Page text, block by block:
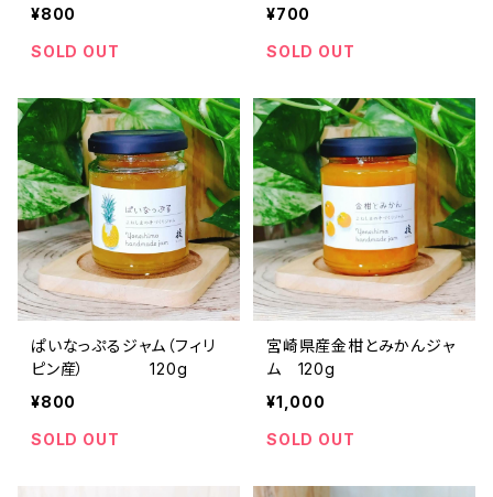
¥800
SOLD OUT
¥700
SOLD OUT
ぱいなっぷるジャム（フィリ
ピン産） 120g
¥800
SOLD OUT
宮崎県産金柑とみかんジャ
ム 120g
¥1,000
SOLD OUT